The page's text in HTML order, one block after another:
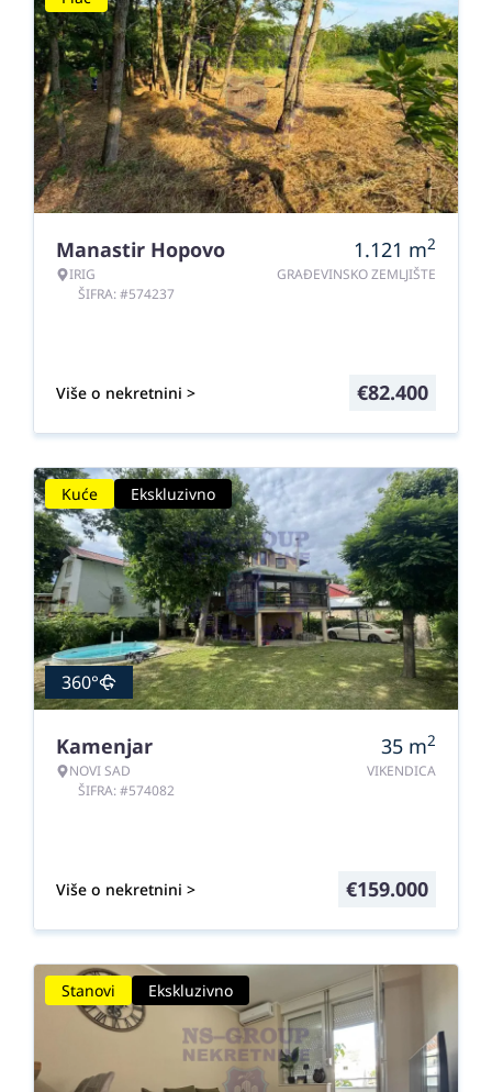
Manastir Hopovo
IRIG
ŠIFRA: #574237
1.121 m2
GRAĐEVINSKO ZEMLJIŠTE
Više o nekretnini > €82.400
Kuće Ekskluzivno
360°
Kamenjar
NOVI SAD
ŠIFRA: #574082
35 m2
VIKENDICA
Više o nekretnini > €159.000
Stanovi Ekskluzivno